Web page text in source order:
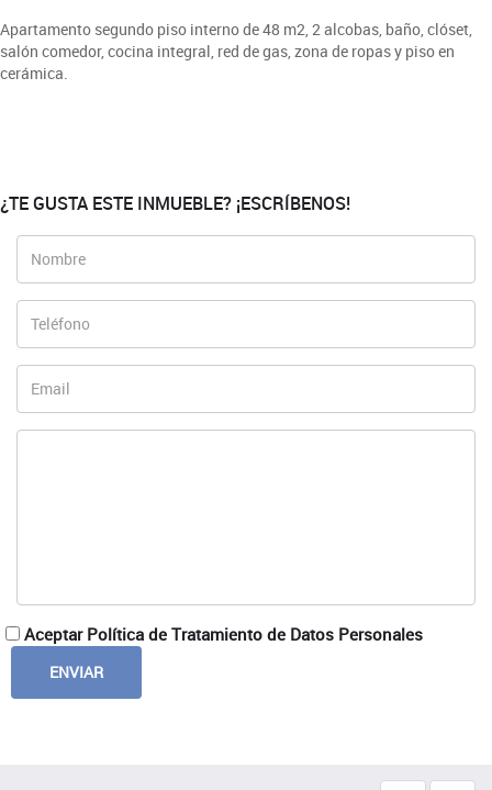
Apartamento segundo piso interno de 48 m2, 2 alcobas, baño, clóset,
salón comedor, cocina integral, red de gas, zona de ropas y piso en
cerámica.
¿TE GUSTA ESTE INMUEBLE? ¡ESCRÍBENOS!
Aceptar Política de Tratamiento de Datos Personales